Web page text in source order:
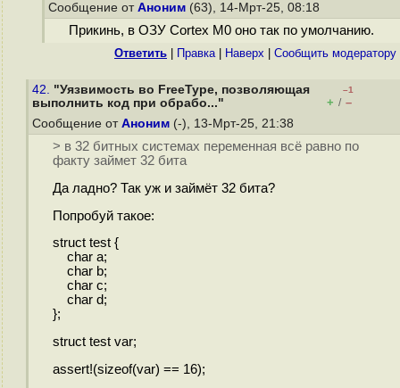
Сообщение от Аноним (63), 14-Мрт-25, 08:18
Прикинь, в ОЗУ Cortex M0 оно так по умолчанию.
Ответить Правка| Наверх Cообщить модератору
42. "Уязвимость во FreeType, позволяющая
выполнить код при обрабо..."
–1
+ / –
Сообщение от Аноним (-), 13-Мрт-25, 21:38
> в 32 битных системах переменная всё равно по
факту займет 32 бита
Да ладно? Так уж и займёт 32 бита?
Попробуй такое:
struct test {
char a;
char b;
char c;
char d;
};
struct test var;
assert!(sizeof(var) == 16);